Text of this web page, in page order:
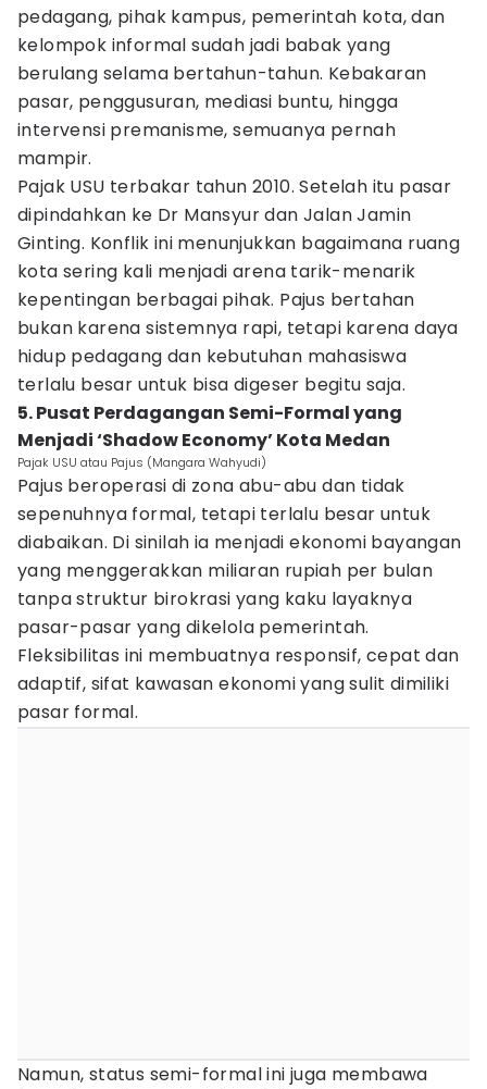
pedagang, pihak kampus, pemerintah kota, dan
kelompok informal sudah jadi babak yang
berulang selama bertahun-tahun. Kebakaran
pasar, penggusuran, mediasi buntu, hingga
intervensi premanisme, semuanya pernah
mampir.
Pajak USU terbakar tahun 2010. Setelah itu pasar
dipindahkan ke Dr Mansyur dan Jalan Jamin
Ginting. Konflik ini menunjukkan bagaimana ruang
kota sering kali menjadi arena tarik-menarik
kepentingan berbagai pihak. Pajus bertahan
bukan karena sistemnya rapi, tetapi karena daya
hidup pedagang dan kebutuhan mahasiswa
terlalu besar untuk bisa digeser begitu saja.
5. Pusat Perdagangan Semi-Formal yang
Menjadi ‘Shadow Economy’ Kota Medan
Pajak USU atau Pajus (Mangara Wahyudi)
Pajus beroperasi di zona abu-abu dan tidak
sepenuhnya formal, tetapi terlalu besar untuk
diabaikan. Di sinilah ia menjadi ekonomi bayangan
yang menggerakkan miliaran rupiah per bulan
tanpa struktur birokrasi yang kaku layaknya
pasar-pasar yang dikelola pemerintah.
Fleksibilitas ini membuatnya responsif, cepat dan
adaptif, sifat kawasan ekonomi yang sulit dimiliki
pasar formal.
Namun, status semi-formal ini juga membawa